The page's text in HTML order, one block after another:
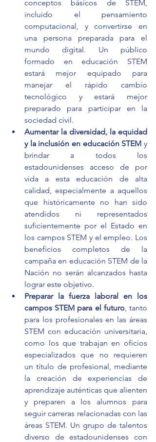
conceptos básicos de STEM,
incluido el pensamiento
computacional, y convertirse en
una persona preparada para el
mundo digital. Un público
formado en educación STEM
estará mejor equipado para
manejar el rápido cambio
tecnológico y estará mejor
preparado para participar en la
sociedad civil.
Aumentar la diversidad, la equidad
y la inclusión en educación STEM y
brindar a todos los
estadounidenses acceso de por
vida a esta educación de alta
calidad, especialmente a aquellos
que históricamente no han sido
atendidos ni representados
suficientemente por el Estado en
los campos STEM y el empleo. Los
beneficios completos de la
campaña en educación STEM de la
Nación no serán alcanzados hasta
lograr este objetivo.
Preparar la fuerza laboral en los
campos STEM para el futuro, tanto
para los profesionales en las áreas
STEM con educación universitaria,
como los que trabajan en oficios
especializados que no requieren
un título de profesional, mediante
la creación de experiencias de
aprendizaje auténticas que alienten
y preparen a los alumnos para
seguir carreras relacionadas con las
áreas STEM. Un grupo de talentos
diverso de estadounidenses con